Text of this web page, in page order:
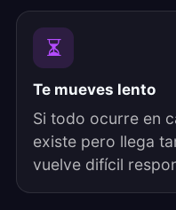
Te mueves lento
Si todo ocurre en
existe pero llega
vuelve difícil